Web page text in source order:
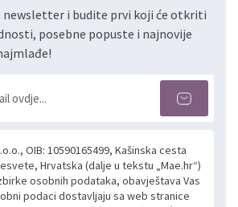
newsletter i budite prvi koji će otkriti
posebne popuste i najnovije
OIB: 10590165499, Kašinska cesta
Hrvatska (dalje u tekstu „Mae.hr“)
osobnih podataka, obavještava Vas
podaci dostavljaju sa web stranice